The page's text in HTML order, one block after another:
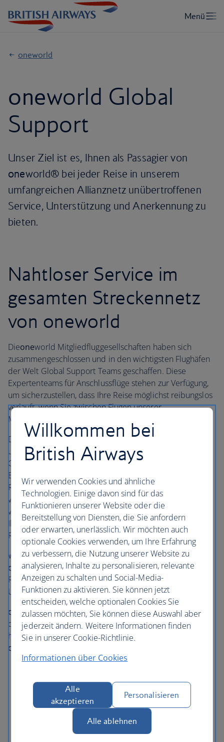
oneworld
oneworld Global
Support
Unser Ziel ist es, Ihnen als Passagier von
oneworld® bei jeder Reise in unserem
umfangreichen Allianznetz unübertroffenen
Service, Unterstützung und Anerkennung zu
bieten.
Nahtloser Service im
gesamten Streckennetz
von oneworld
Dieoneworld Mitgliedfluggesellschaften haben sich
zusammengeschlossen und in den wichtigsten Flughäfen
der Welt Global Support Teams geschaffen. Diese
Expertenteams für Anschlussflüge stehen zur Verfügung,
um sicherzustellen, dass Ihre Reise möglichst reibungslos
verläuft, wenn Sie zwischen Flügen unserer
Mitgliedsfluggesellschaften umsteigen.
Die Global Support Teams überwachen Anschlussflüge
und helfen Ihnen, wann immer möglich, wenn Sie in
Gefahr sind, Ihren Anschlussflug zu verpassen. Sie tun ihr
Bestes, um Ihnen die Nutzung spezieller Fast Track
Routen durch den Zoll oder die Sicherheitskontrolle zu
verschaffen, damit Sie Ihren nächsten Flug nicht
verpassen, und sie unternehmen alle Anstrengungen, um
Ihr Gepäck zu transferieren, damit es rechtzeitig an Ihrem
Reiseziel ankommt.
Wenn Sie Ihren Anschlussflug verpassen, wird das
oneworld Global Support Team Ihnen aktuelle
Reiseinformationen, eine neue Bordkarte und ggf.
Unterstützung mit Übernachtung bereitstellen.
oneworld Transfer- und Kundendienstschalter stehen in
den folgenden Flughäfen weltweit zu Ihrer Verfügung,
halten Sie einfach Ausschau nach dem Logo von
one
Boston
Chicago O'Hare
Willkommen bei
British Airways
Wir verwenden Cookies und ähnliche
Technologien. Einige davon sind für das
Funktionieren unserer Website oder die
Bereitstellung von Diensten, die Sie anfordern
oder erwarten, unerlässlich. Wir möchten auch
optionale Cookies verwenden, um Ihre Erfahrung
zu verbessern, die Nutzung unserer Website zu
analysieren, Inhalte zu personalisieren, relevante
Anzeigen zu schalten und Social-Media-
Funktionen zu aktivieren. Sie können jetzt
entscheiden, welche optionalen Cookies Sie
zulassen möchten, Sie können diese Auswahl aber
jederzeit ändern. Weitere Informationen finden
Sie in unserer Cookie-Richtlinie.
Informationen über Cookies
Alle
akzeptieren
Personalisieren
Alle ablehnen